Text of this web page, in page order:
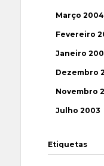
Março 2004
Fevereiro
Janeiro
Dezembro
Novembro
Julho 2003
Etiquetas